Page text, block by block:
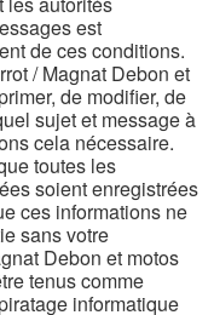
est
de ces conditions.
/ Magnat Debon et
de modifier, de
sujet et message à
cela nécessaire.
toutes les
soient enregistrées
ces informations ne
sans votre
Debon et motos
tenus comme
informatique